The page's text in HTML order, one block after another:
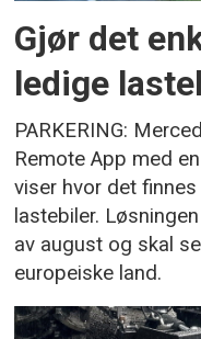
Gjør det
ledige
PARKERING:
Remote App med
viser hvor det
lastebiler.
av august og skal
europeiske land.